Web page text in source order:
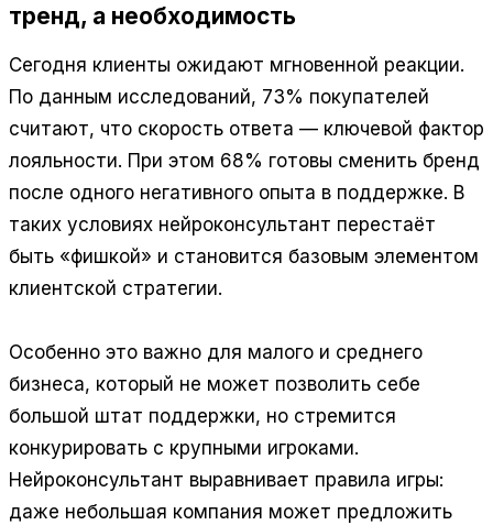
тренд, а необходимость
Сегодня клиенты ожидают мгновенной реакции.
По данным исследований, 73% покупателей
считают, что скорость ответа — ключевой фактор
лояльности. При этом 68% готовы сменить бренд
после одного негативного опыта в поддержке. В
таких условиях нейроконсультант перестаёт
быть «фишкой» и становится базовым элементом
клиентской стратегии.
Особенно это важно для малого и среднего
бизнеса, который не может позволить себе
большой штат поддержки, но стремится
конкурировать с крупными игроками.
Нейроконсультант выравнивает правила игры:
даже небольшая компания может предложить